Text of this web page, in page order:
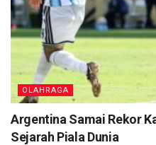
OLAHRAGA
Argentina Samai Rekor
Sejarah Piala Dunia